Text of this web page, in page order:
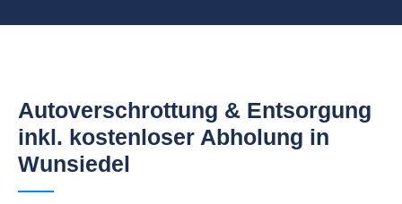
Autoverschrottung & Entsorgung
inkl. kostenloser Abholung in
Wunsiedel